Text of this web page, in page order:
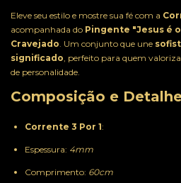
Eleve seu estilo e mostre sua fé com a
acompanhada do Pingente "Jesus é
Cravejado . Um conjunto que une
significado , perfeito para quem
de personalidade.
Composição e
Corrente 3 Por 1:
Espessura: 4mm
Comprimento: 60cm